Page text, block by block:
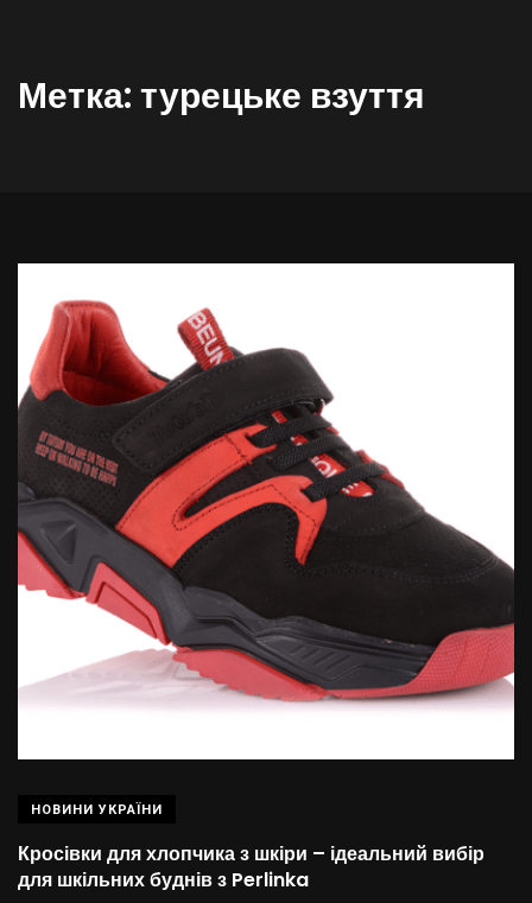
Метка:турецьке взуття
НОВИНИ УКРАЇНИ
Кросівки для хлопчика з шкіри – ідеальний вибір
для шкільних буднів з Perlinka